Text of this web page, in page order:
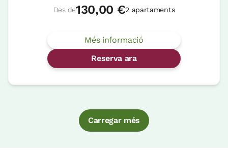
Des de130,00 €2 apartaments
Més informació
Reserva ara
Carregar més